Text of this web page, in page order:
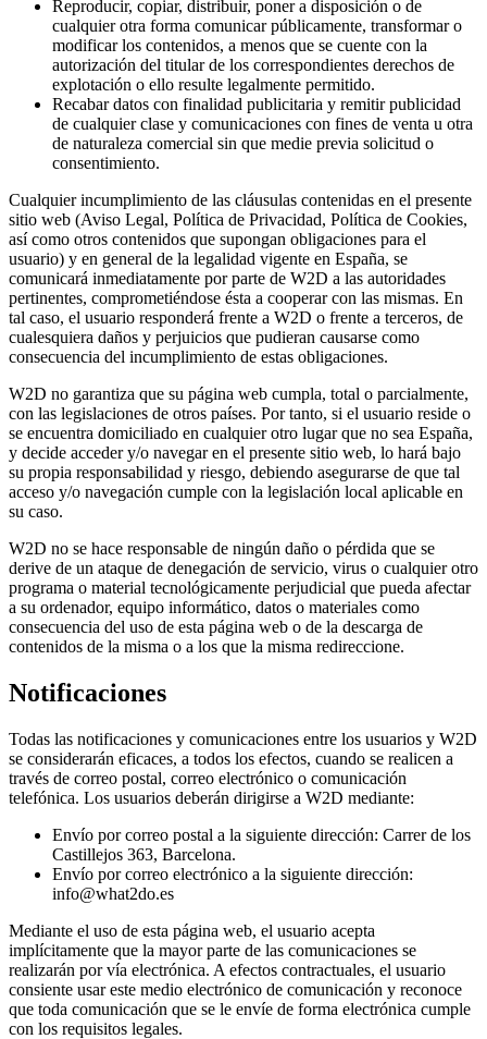
Reproducir, copiar, distribuir, poner a disposición o de
cualquier otra forma comunicar públicamente, transformar o
modificar los contenidos, a menos que se cuente con la
autorización del titular de los correspondientes derechos de
explotación o ello resulte legalmente permitido.
Recabar datos con finalidad publicitaria y remitir publicidad
de cualquier clase y comunicaciones con fines de venta u otra
de naturaleza comercial sin que medie previa solicitud o
consentimiento.
Cualquier incumplimiento de las cláusulas contenidas en el presente
sitio web (Aviso Legal, Política de Privacidad, Política de Cookies,
así como otros contenidos que supongan obligaciones para el
usuario) y en general de la legalidad vigente en España, se
comunicará inmediatamente por parte de W2D a las autoridades
pertinentes, comprometiéndose ésta a cooperar con las mismas. En
tal caso, el usuario responderá frente a W2D o frente a terceros, de
cualesquiera daños y perjuicios que pudieran causarse como
consecuencia del incumplimiento de estas obligaciones.
W2D no garantiza que su página web cumpla, total o parcialmente,
con las legislaciones de otros países. Por tanto, si el usuario reside o
se encuentra domiciliado en cualquier otro lugar que no sea España,
y decide acceder y/o navegar en el presente sitio web, lo hará bajo
su propia responsabilidad y riesgo, debiendo asegurarse de que tal
acceso y/o navegación cumple con la legislación local aplicable en
su caso.
W2D no se hace responsable de ningún daño o pérdida que se
derive de un ataque de denegación de servicio, virus o cualquier otro
programa o material tecnológicamente perjudicial que pueda afectar
a su ordenador, equipo informático, datos o materiales como
consecuencia del uso de esta página web o de la descarga de
contenidos de la misma o a los que la misma redireccione.
Notificaciones
Todas las notificaciones y comunicaciones entre los usuarios y W2D
se considerarán eficaces, a todos los efectos, cuando se realicen a
través de correo postal, correo electrónico o comunicación
telefónica. Los usuarios deberán dirigirse a W2D mediante:
Envío por correo postal a la siguiente dirección: Carrer de los
Castillejos 363, Barcelona.
Envío por correo electrónico a la siguiente dirección:
info@what2do.es
Mediante el uso de esta página web, el usuario acepta
implícitamente que la mayor parte de las comunicaciones se
realizarán por vía electrónica. A efectos contractuales, el usuario
consiente usar este medio electrónico de comunicación y reconoce
que toda comunicación que se le envíe de forma electrónica cumple
con los requisitos legales.